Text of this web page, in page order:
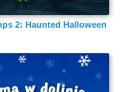
2: Haunted Halloween